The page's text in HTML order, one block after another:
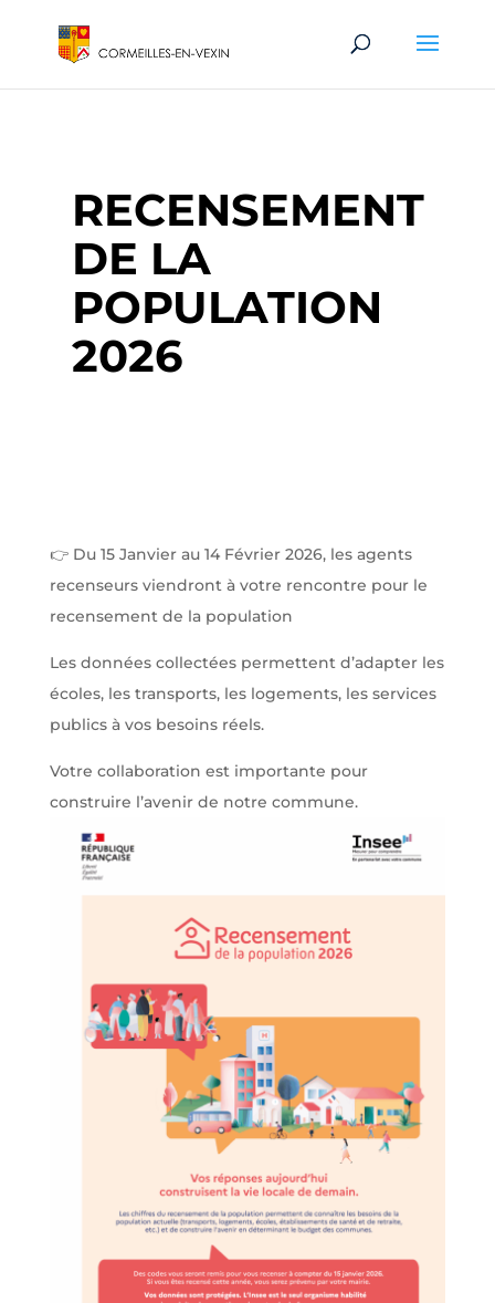
RECENSEMENT
DE LA
POPULATION
2026
👉 Du 15 Janvier au 14 Février 2026, les agents
recenseurs viendront à votre rencontre pour le
recensement de la population
Les données collectées permettent d’adapter les
écoles, les transports, les logements, les services
publics à vos besoins réels.
Votre collaboration est importante pour
construire l’avenir de notre commune.